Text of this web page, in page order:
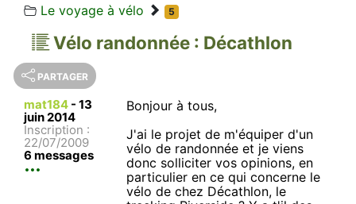
Le voyage à vélo
5
Vélo randonnée : Décathlon
PARTAGER
mat184 - 13
juin 2014
Inscription :
22/07/2009
6 messages
Bonjour à tous,
J'ai le projet de m'équiper d'un
vélo de randonnée et je viens
donc solliciter vos opinions, en
particulier en ce qui concerne le
vélo de chez Décathlon, le